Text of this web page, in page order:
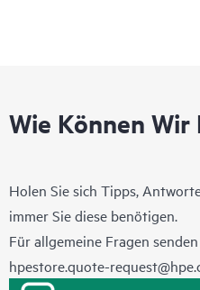
Wie Können Wir
Holen Sie sich Tipps,
immer Sie diese benötigen.
Für allgemeine Fragen
hpestore.quote-